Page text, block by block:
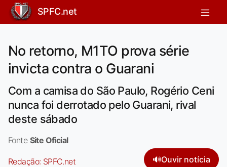
SPFC.net
No retorno, M1TO prova série
invicta contra o Guarani
Com a camisa do São Paulo, Rogério Ceni
nunca foi derrotado pelo Guarani, rival
deste sábado
Fonte Site Oficial
Redação: SPFC.net 🔊Ouvir notícia